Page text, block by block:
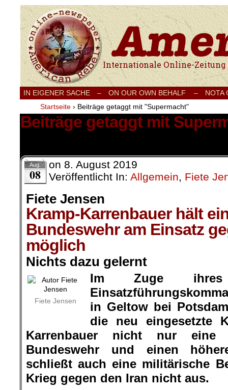
Internationale Onlinezeitung für Frieden,
IN EIGENER SACHE – ON OUR OWN BEHALF –
NOTA
Startseite › Beiträge getaggt mit "Supermacht"
Beiträge getaggt mit
Aug.
08
on 8. August 2019
Veröffentlicht In: Allgemein, Fiete
Fiete Jensen
Kramp-Karrenbauer hält
Bundeswehr am Einsatz
möglich
Nichts dazu gelernt
Fiete Jensen
Im Zuge ihres
in Geltow bei
die neu eingesetzte
Karrenbauer nicht nur eine
Bundeswehr und einen
schließt auch eine militärische
Krieg gegen den Iran nicht aus.